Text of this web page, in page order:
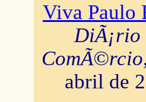
Viva Paulo
DiÃ¡rio
ComÃ©rcio
abril de